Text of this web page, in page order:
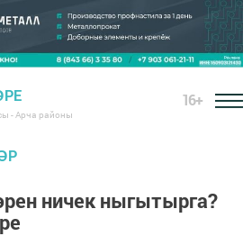
- Арча районы
16+
ничек ныгытырга?